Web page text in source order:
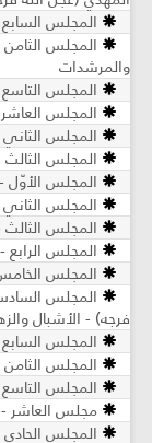
المجلس
المجلس
والمرشدات
المجلس
المجلس
المجلس
المجلس
المجلس الأوّل
المجلس
المجلس الثالث
المجلس الرابع
المجلس
المجلس
فرجه) - الأشبال
المجلس
المجلس الثامن
المجلس التاسع
مجلس العاشر -
المجلس الحادي